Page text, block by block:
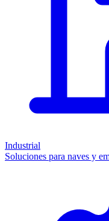
Industrial
Soluciones para naves y